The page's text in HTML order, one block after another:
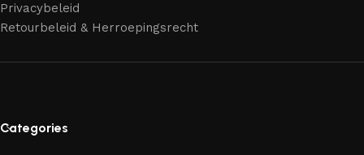
Meubelproductie is een moderne vorm van kunst
liefhebbers van kwaliteit en schoonheid. Wij hebben voor jou
Privacybeleid
Retourbeleid & Herroepingsrecht
Categories